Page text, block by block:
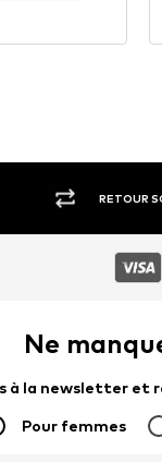
RETOUR
Ne
à la newsletter et
Pour femmes